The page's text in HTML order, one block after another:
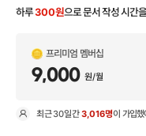
하루300원으로 문서 작성 시간
프리미엄 멤버십
9,000 원/월
최근30일간3,016명이 가입했